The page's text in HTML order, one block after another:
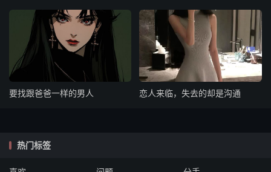
要找跟爸爸一样的男人 恋人来临，失去的却是沟通
热门标签